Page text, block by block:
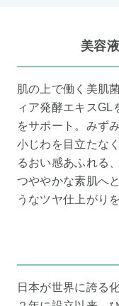
美容
肌の上で働く美肌
ィア発酵エキスGL
をサポート。みず
小じわを目立たな
るおい感あふれる
つややかな素肌へ
うなツヤ仕上がり
日本が世界に誇る